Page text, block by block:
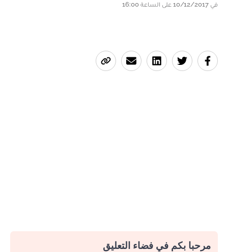
في 10/12/2017 على الساعة 16:00
مرحبا بكم في فضاء التعليق